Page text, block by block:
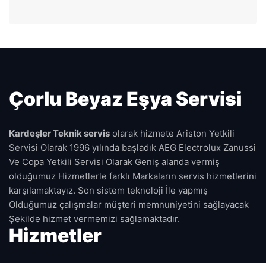
Çorlu Beyaz Eşya Servisi
Kardeşler Teknik servis olarak hizmete Ariston Yetkili
Servisi Olarak 1996 yılında başladık AEG Electrolux Zanussi
Ve Copa Yetkili Servisi Olarak Geniş alanda vermiş
olduğumuz Hizmetlerle farklı Markaların servis hizmetlerini
karşılamaktayız. Son sistem teknoloji İle yapmış
Olduğumuz çalışmalar müşteri memnuniyetini sağlayacak
Şekilde hizmet vermemizi sağlamaktadır.
Hizmetler